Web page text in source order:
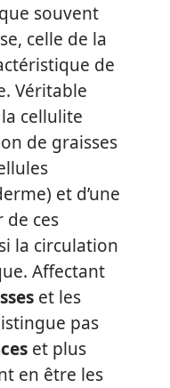
souvent
celle de la
de
Véritable
cellulite
de graisses
et d’une
de ces
la circulation
Affectant
et les
pas
et plus
en être les